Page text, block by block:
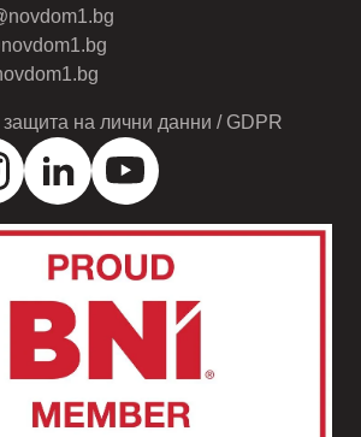
защита на лични данни / GDPR